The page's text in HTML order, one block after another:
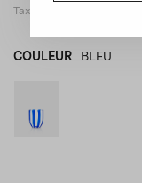
Taxes applicables incluses
COULEUR BLEU